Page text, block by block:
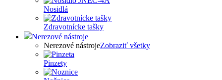
Nosidlá
Zdravotnícke tašky
Nerezové nástroje
Nerezové nástrojeZobraziť všetky
Pinzety